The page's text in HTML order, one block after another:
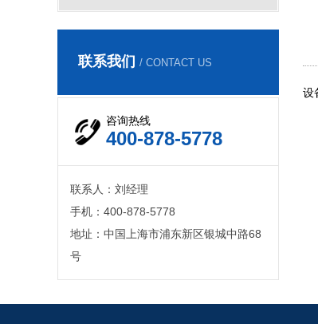
联系我们 / CONTACT US
咨询热线
400-878-5778
联系人：刘经理
手机：400-878-5778
地址：中国上海市浦东新区银城中路68
号
设